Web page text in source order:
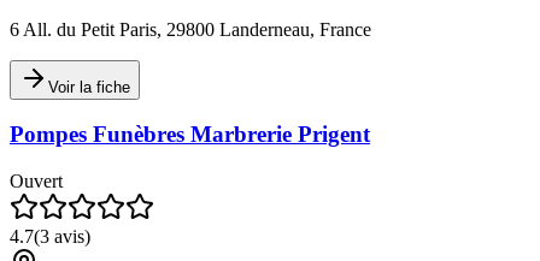
6 All. du Petit Paris, 29800 Landerneau, France
Voir la fiche
Pompes Funèbres Marbrerie Prigent
Ouvert
4.7(3 avis)